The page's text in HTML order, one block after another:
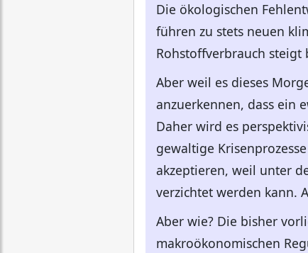
Die ökologischen
führen zu stets neuen
Rohstoffverbrauch steigt
Aber weil es dieses
anzuerkennen, dass ein
Daher wird es
gewaltige
akzeptieren, weil unter
verzichtet werden kann.
Aber wie? Die bisher
makroökonomischen